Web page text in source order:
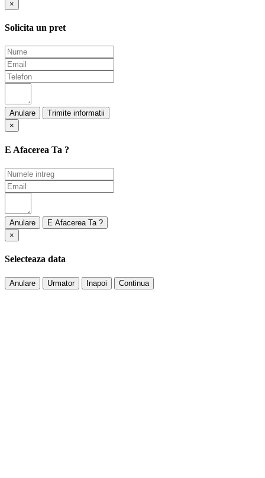
×
Solicita un pret
Anulare
×
E Afacerea Ta ?
Anulare
×
Selecteaza data
Anulare